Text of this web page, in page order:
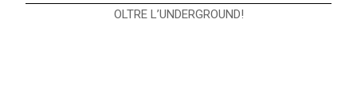
OLTRE L’UNDERGROUND!